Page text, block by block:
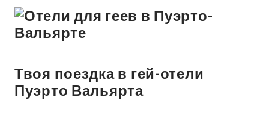
Твоя поездка в гей-отели
Пуэрто Вальярта